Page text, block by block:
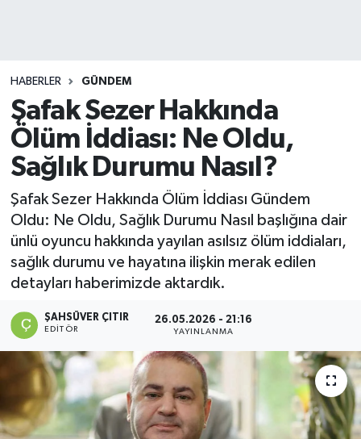
HABERLER GÜNDEM
Şafak Sezer Hakkında
Ölüm İddiası: Ne Oldu,
Sağlık Durumu Nasıl?
Şafak Sezer Hakkında Ölüm İddiası Gündem
Oldu: Ne Oldu, Sağlık Durumu Nasıl başlığına dair
ünlü oyuncu hakkında yayılan asılsız ölüm iddiaları,
sağlık durumu ve hayatına ilişkin merak edilen
detayları haberimizde aktardık.
ŞAHSÜVER ÇITIR
EDITÖR
26.05.2026 - 21:16
YAYINLANMA
EREĞLİ
GÖKÇEBEY
KARABÜK
KASTAMONU